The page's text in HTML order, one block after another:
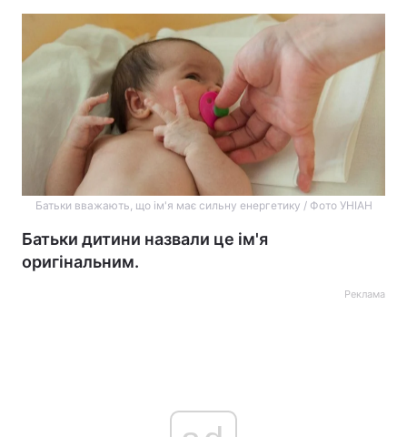
Батьки вважають, що ім'я має сильну енергетику / Фото УНІАН
Батьки дитини назвали це ім'я
оригінальним.
Реклама